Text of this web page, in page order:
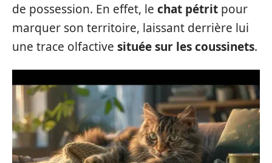
de possession. En effet, le chat pétrit pour
marquer son territoire, laissant derrière lui
une trace olfactive située sur les coussinets.